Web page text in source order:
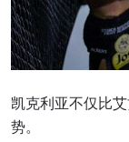
凯克利亚不仅比
势。